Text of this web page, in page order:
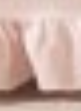
wraz z wiekiem
i dopasować się do
ważną rolę
być przede